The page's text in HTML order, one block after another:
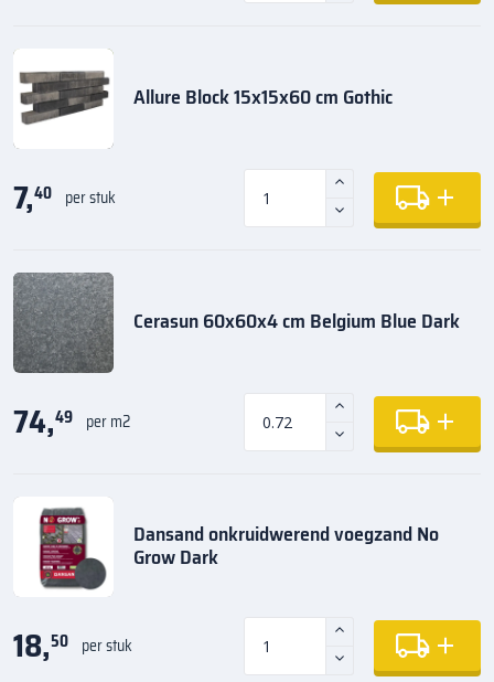
Allure Block 15x15x60 cm Gothic
7,40 per stuk
Cerasun 60x60x4 cm Belgium Blue Dark
74,49 per m2
Dansand onkruidwerend voegzand No
Grow Dark
18,50 per stuk